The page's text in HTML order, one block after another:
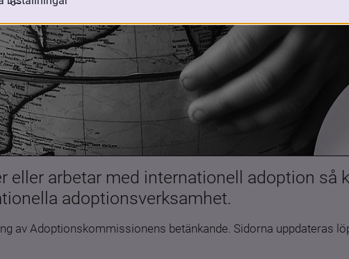
eller arbetar med internationell adoption så
adoptionsverksamhet.
av Adoptionskommissionens betänkande. Sidorna uppdateras